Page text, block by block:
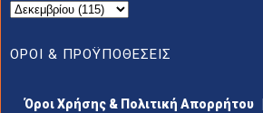
ΟΡΟΙ & ΠΡΟΫΠΟΘΕΣΕΙΣ
Όροι Χρήσης & Πολιτική Απορρήτου